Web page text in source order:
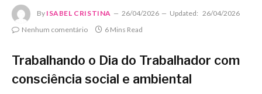
By ISABEL CRISTINA 26/04/2026 Updated: 26/04/2026
Nenhum comentário
6 Mins Read
Trabalhando o Dia do Trabalhador com
consciência social e ambiental